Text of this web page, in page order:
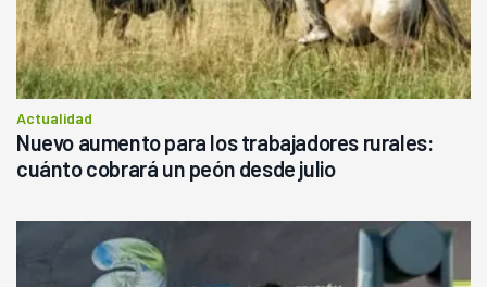
Actualidad
Nuevo aumento para los trabajadores rurales:
cuánto cobrará un peón desde julio